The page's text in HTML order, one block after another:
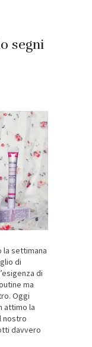
segni
la settimana
di
di
ma
Oggi
attimo la
nostro
davvero